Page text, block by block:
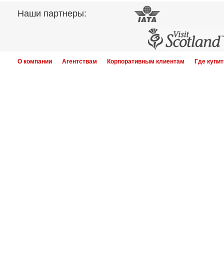
Наши партнеры:
О компании Агентствам Корпоративным клиентам Где